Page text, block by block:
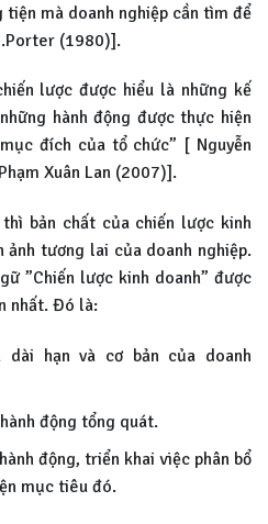
tiện mà doanh nghiệp cần tìm để
(1980)].
lược được hiểu là những kế
hành động được thực hiện
đích của tổ chức” [ Nguyễn
Xuân Lan (2007)].
bản chất của chiến lược kinh
ảnh tương lai của doanh nghiệp.
”Chiến lược kinh doanh” được
nhất. Đó là:
hạn và cơ bản của doanh
động tổng quát.
động, triển khai việc phân bổ
mục tiêu đó.